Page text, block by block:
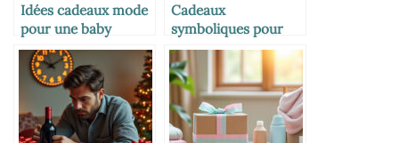
Idées cadeaux mode
pour une baby
shower
Cadeaux
symboliques pour
marquer les grandes
étapes de vie